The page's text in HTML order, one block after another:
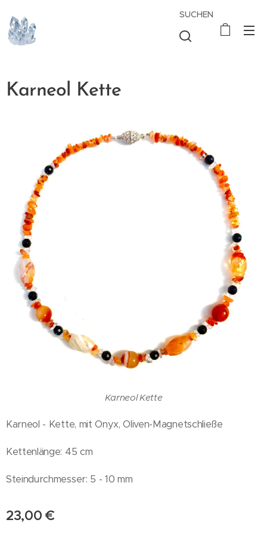
SUCHEN
Karneol Kette
Karneol Kette
Karneol - Kette, mit Onyx, Oliven-Magnetschließe
Kettenlänge: 45 cm
Steindurchmesser: 5 - 10 mm
23,00 €